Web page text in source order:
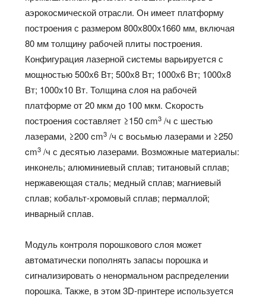
аэрокосмической отрасли. Он имеет платформу
построения с размером 800х800х1660 мм, включая
80 мм толщину рабочей плиты построения.
Конфигурация лазерной системы варьируется с
мощностью 500х6 Вт; 500х8 Вт; 1000х6 Вт; 1000х8
Вт; 1000х10 Вт. Толщина слоя на рабочей
платформе от 20 мкм до 100 мкм. Скорость
построения составляет ≥150 cm3 /ч с шестью
лазерами, ≥200 cm3 /ч с восьмью лазерами и ≥250
cm3 /ч с десятью лазерами. Возможные материалы:
инконель; алюминиевый сплав; титановый сплав;
нержавеющая сталь; медный сплав; магниевый
сплав; кобальт-хромовый сплав; пермаллой;
инварный сплав.
Модуль контроля порошкового слоя может
автоматически пополнять запасы порошка и
сигнализировать о ненормальном распределении
порошка. Также, в этом 3D-принтере используется